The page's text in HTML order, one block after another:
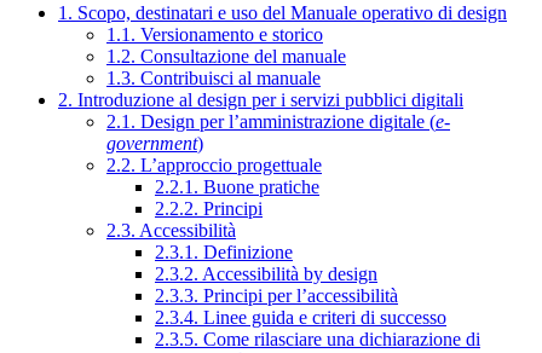
1. Scopo, destinatari e uso del Manuale operativo di design
1.1. Versionamento e storico
1.2. Consultazione del manuale
1.3. Contribuisci al manuale
2. Introduzione al design per i servizi pubblici digitali
2.1. Design per l’amministrazione digitale (e-
government)
2.2. L’approccio progettuale
2.2.1. Buone pratiche
2.2.2. Principi
2.3. Accessibilità
2.3.1. Definizione
2.3.2. Accessibilità by design
2.3.3. Principi per l’accessibilità
2.3.4. Linee guida e criteri di successo
2.3.5. Come rilasciare una dichiarazione di